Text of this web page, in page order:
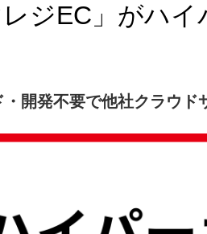
レジEC」がハ
・開発不要で他社クラウ